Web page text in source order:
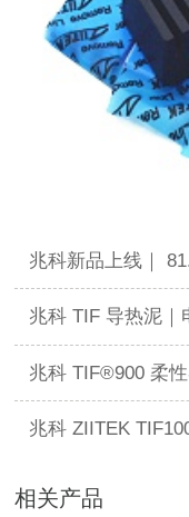
兆科新品上线｜ 81.0W/m・K
兆科 TIF 导热泥｜电
兆科 TIF®900 柔性导热吸波材
兆科 ZIITEK TIF100L-3030-
相关产品